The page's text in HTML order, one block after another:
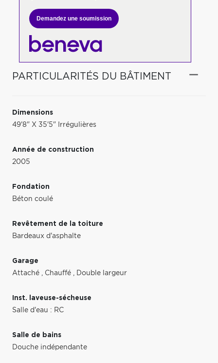
Demandez une soumission
PARTICULARITÉS DU BÂTIMENT
Dimensions
49'8" X 35'5" Irrégulières
Année de construction
2005
Fondation
Béton coulé
Revêtement de la toiture
Bardeaux d'asphalte
Garage
Attaché , Chauffé , Double largeur
Inst. laveuse-sécheuse
Salle d'eau : RC
Salle de bains
Douche indépendante